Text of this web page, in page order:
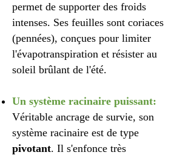
permet de supporter des froids
intenses. Ses feuilles sont coriaces
(pennées), conçues pour limiter
l'évapotranspiration et résister au
soleil brûlant de l'été.
Un système racinaire puissant:
Véritable ancrage de survie, son
système racinaire est de type
pivotant. Il s'enfonce très